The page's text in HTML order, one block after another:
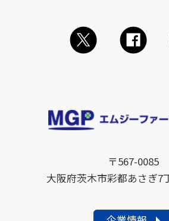
〒567-0085
大阪府茨木市彩都あさぎ7